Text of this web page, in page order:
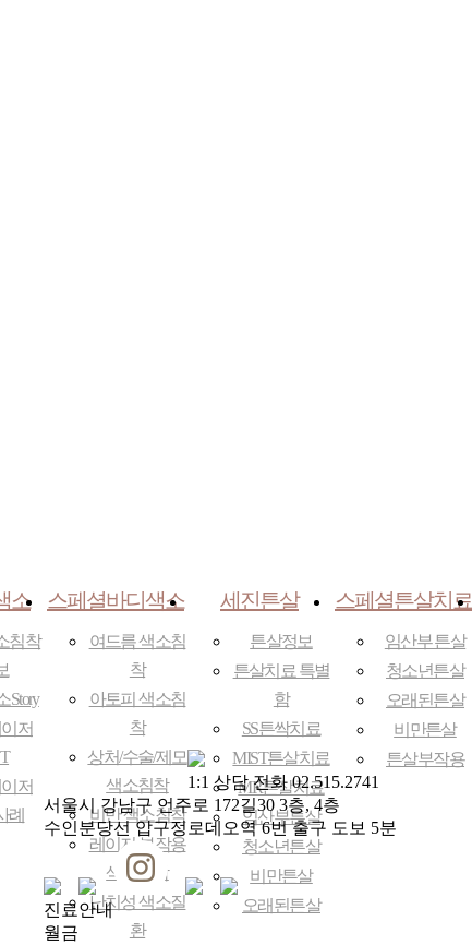
소
침착
Story
저
저
례
스페셜바디색소
여드름 색소침
착
아토피 색소침
착
상처/수술/제모
색소침착
비만 색소침착
레이저 부작용
색소침착
난치성 색소질
환
세진튼살
튼살정보
튼살치료 특별
함
SS튼싹치료
MIST튼살치료
MR튼살치료
임산부튼살
청소년튼살
비만튼살
오래된튼살
스페셜튼살치료
임산부 튼살
청소년튼살
오래된튼살
비만튼살
튼살부작용
1:1 상담 전화02.515.2741
서울시 강남구 언주로 172길30 3층, 4층
수인분당선 압구정로데오역 6번 출구 도보 5분
진료안내
월금